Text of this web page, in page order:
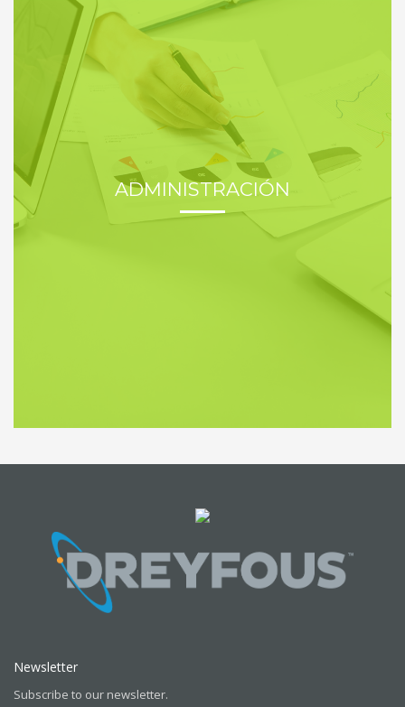
ADMINISTRACIÓN
Newsletter
Subscribe to our newsletter.